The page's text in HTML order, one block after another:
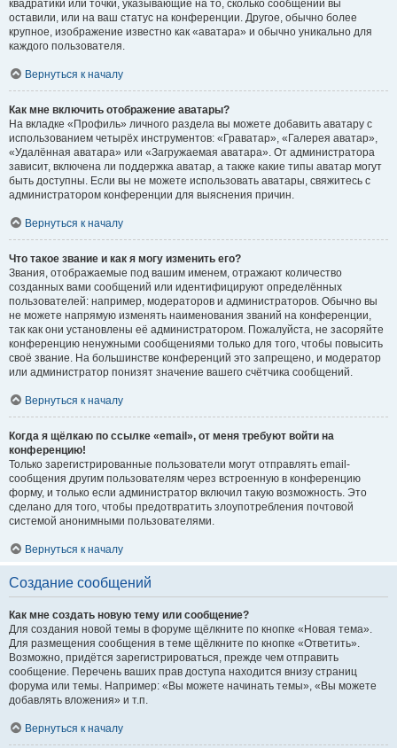
квадратики или точки, указывающие на то, сколько сообщений вы
оставили, или на ваш статус на конференции. Другое, обычно более
крупное, изображение известно как «аватара» и обычно уникально для
каждого пользователя.
Вернуться к началу
Как мне включить отображение аватары?
На вкладке «Профиль» личного раздела вы можете добавить аватару с
использованием четырёх инструментов: «Граватар», «Галерея аватар»,
«Удалённая аватара» или «Загружаемая аватара». От администратора
зависит, включена ли поддержка аватар, а также какие типы аватар могут
быть доступны. Если вы не можете использовать аватары, свяжитесь с
администратором конференции для выяснения причин.
Вернуться к началу
Что такое звание и как я могу изменить его?
Звания, отображаемые под вашим именем, отражают количество
созданных вами сообщений или идентифицируют определённых
пользователей: например, модераторов и администраторов. Обычно вы
не можете напрямую изменять наименования званий на конференции,
так как они установлены её администратором. Пожалуйста, не засоряйте
конференцию ненужными сообщениями только для того, чтобы повысить
своё звание. На большинстве конференций это запрещено, и модератор
или администратор понизят значение вашего счётчика сообщений.
Вернуться к началу
Когда я щёлкаю по ссылке «email», от меня требуют войти на
конференцию!
Только зарегистрированные пользователи могут отправлять email-
сообщения другим пользователям через встроенную в конференцию
форму, и только если администратор включил такую возможность. Это
сделано для того, чтобы предотвратить злоупотребления почтовой
системой анонимными пользователями.
Вернуться к началу
Создание сообщений
Как мне создать новую тему или сообщение?
Для создания новой темы в форуме щёлкните по кнопке «Новая тема».
Для размещения сообщения в теме щёлкните по кнопке «Ответить».
Возможно, придётся зарегистрироваться, прежде чем отправить
сообщение. Перечень ваших прав доступа находится внизу страниц
форума или темы. Например: «Вы можете начинать темы», «Вы можете
добавлять вложения» и т.п.
Вернуться к началу